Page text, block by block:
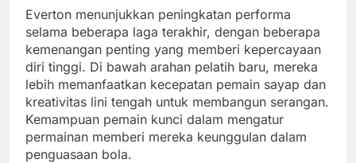
Everton menunjukkan peningkatan performa
selama beberapa laga terakhir, dengan beberapa
kemenangan penting yang memberi kepercayaan
diri tinggi. Di bawah arahan pelatih baru, mereka
lebih memanfaatkan kecepatan pemain sayap dan
kreativitas lini tengah untuk membangun serangan.
Kemampuan pemain kunci dalam mengatur
permainan memberi mereka keunggulan dalam
penguasaan bola.